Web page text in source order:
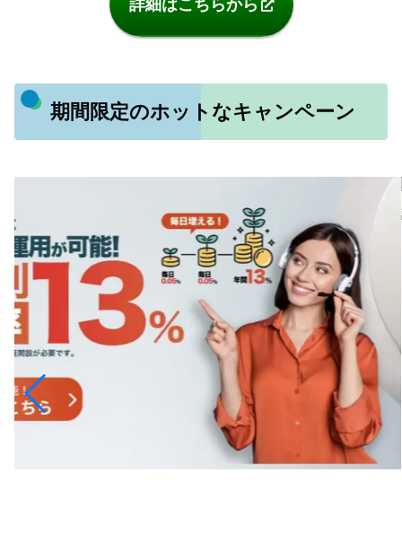
詳細はこちらから
期間限定のホットなキャンペーン